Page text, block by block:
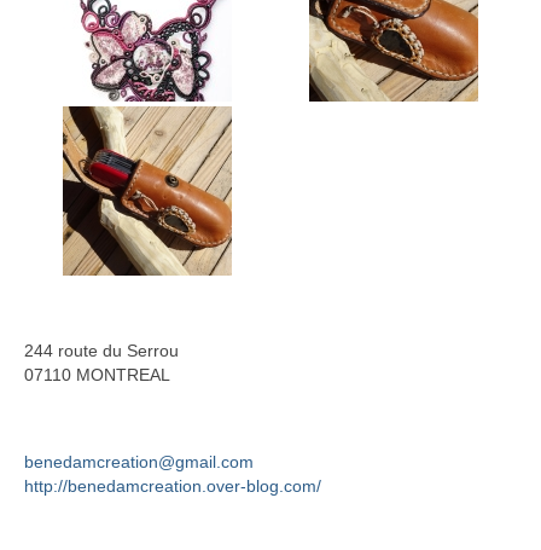
Bois
Catherine Gey
Maleaume Hirsch
Eduard Juanola
Elisabeth Molimard
Daniel Pelegrin
joseph vallon
Fil et textile
244 route du Serrou
07110 MONTREAL
benedamcreation@gmail.com
http://benedamcreation.over-blog.com/